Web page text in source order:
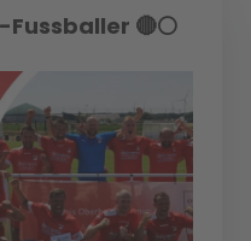
Fussballer 🔴⚪️